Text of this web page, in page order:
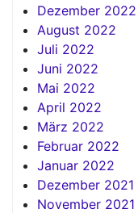
Dezember 2022
August 2022
Juli 2022
Juni 2022
Mai 2022
April 2022
März 2022
Februar 2022
Januar 2022
Dezember 2021
November 2021